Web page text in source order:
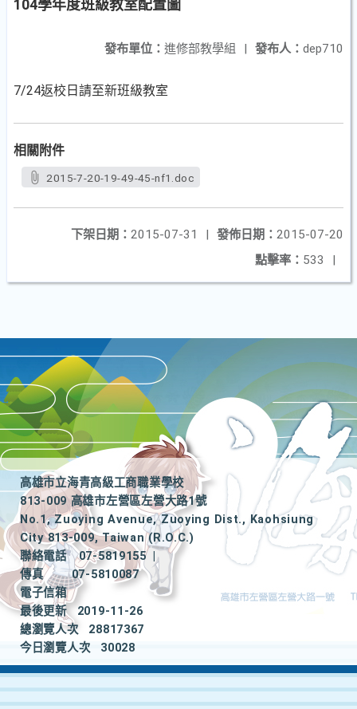
104學年度班級教室配置圖
發布人： dep710
發布單位： 進修部教學組 |
7/24返校日請至新班級教室
相關附件
2015-7-20-19-49-45-nf1.doc
發佈日期： 2015-07-20
下架日期： 2015-07-31
|
點擊率： 533 |
高雄市立海青高級工商職業學校
813-009 高雄市左營區左營大路1號
No.1, Zuoying Avenue, Zuoying Dist., Kaohsiung
City 813-009, Taiwan (R.O.C.)
聯絡電話
07-5819155
|
傳真
07-5810087
電子信箱
最後更新
2019-11-26
總瀏覽人次
28817367
今日瀏覽人次
30028